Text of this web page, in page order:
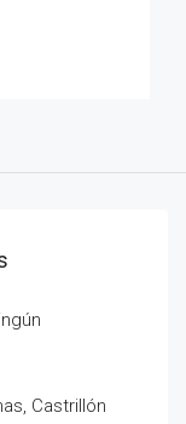
Castrillón